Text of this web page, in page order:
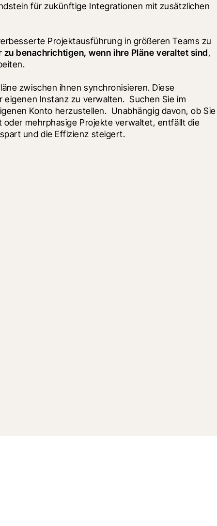
für zukünftige Integrationen mit zusätzlichen
Projektausführung in größeren Teams zu
benachrichtigen, wenn ihre Pläne veraltet sind,
zwischen ihnen synchronisieren. Diese
Instanz zu verwalten.  Suchen Sie im
Konto herzustellen.  Unabhängig davon, ob Sie
mehrphasige Projekte verwaltet, entfällt die